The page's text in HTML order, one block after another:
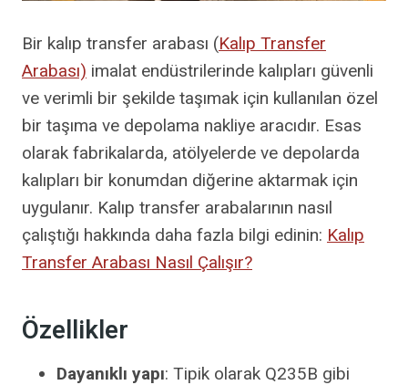
Bir kalıp transfer arabası (Kalıp Transfer
Arabası) imalat endüstrilerinde kalıpları güvenli
ve verimli bir şekilde taşımak için kullanılan özel
bir taşıma ve depolama nakliye aracıdır. Esas
olarak fabrikalarda, atölyelerde ve depolarda
kalıpları bir konumdan diğerine aktarmak için
uygulanır. Kalıp transfer arabalarının nasıl
çalıştığı hakkında daha fazla bilgi edinin: Kalıp
Transfer Arabası Nasıl Çalışır?
Özellikler
Dayanıklı yapı: Tipik olarak Q235B gibi